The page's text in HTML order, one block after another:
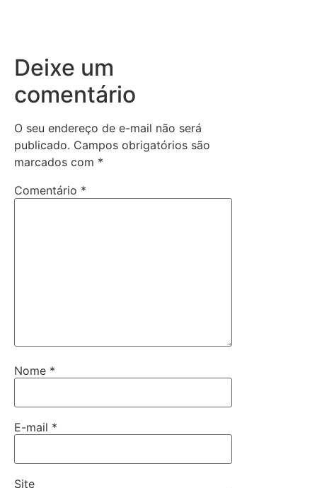
Deixe um
comentário
O seu endereço de e-mail não será
publicado. Campos obrigatórios são
marcados com *
Comentário *
Nome *
E-mail *
Site